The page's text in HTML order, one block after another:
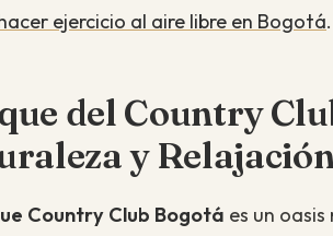
ejercicio al aire libre en Bogotá.
del Country
y
Country Club Bogotá es un